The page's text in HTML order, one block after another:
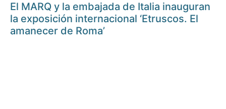
El MARQ y la embajada de Italia inauguran
la exposición internacional ‘Etruscos. El
amanecer de Roma’